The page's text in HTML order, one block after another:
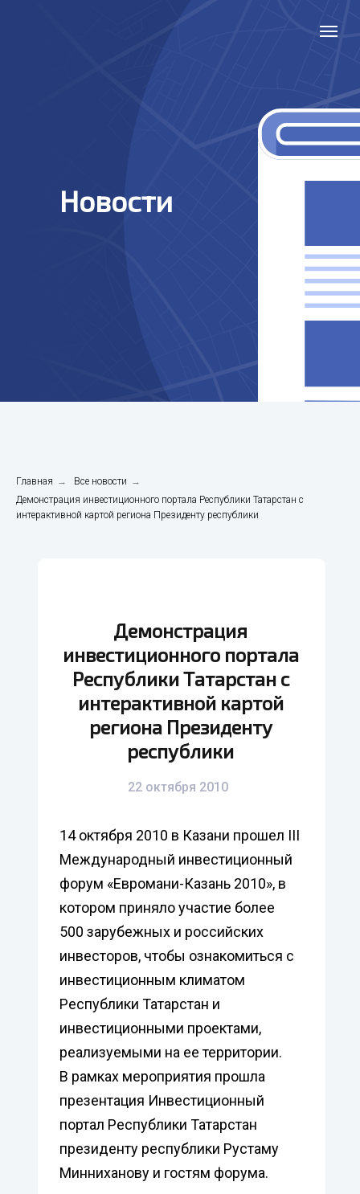
Новости
Главная → Все новости →
Демонстрация инвестиционного портала Республики Татарстан с
интерактивной картой региона Президенту республики
Демонстрация
инвестиционного портала
Республики Татарстан с
интерактивной картой
региона Президенту
республики
14 октября 2010 в Казани прошел III
Международный инвестиционный
форум «Евромани-Казань 2010», в
котором приняло участие более
500 зарубежных и российских
инвесторов, чтобы ознакомиться с
инвестиционным климатом
Республики Татарстан и
инвестиционными проектами,
реализуемыми на ее территории.
В рамках мероприятия прошла
презентация Инвестиционный
портал Республики Татарстан
президенту республики Рустаму
Минниханову и гостям форума.
22 октября 2010